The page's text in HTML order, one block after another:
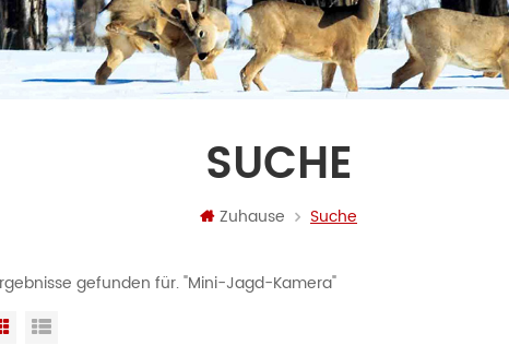
SUCHE
Zuhause Suche
gefunden für. "Mini-Jagd-Kamera"
Rasteransicht